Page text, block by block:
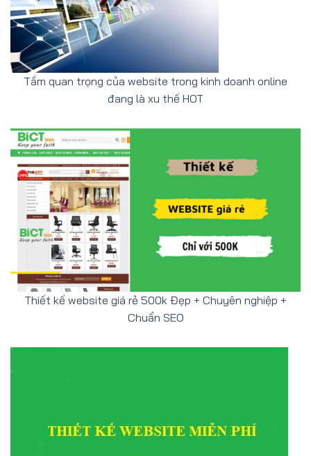
Tầm quan trọng của website trong kinh doanh online
đang là xu thế HOT
Thiết kế website giá rẻ 500k Đẹp + Chuyên nghiệp +
Chuẩn SEO